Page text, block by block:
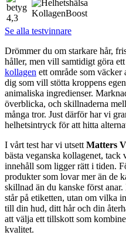
4,3
Se alla testvinnare
Drömmer du om starkare hår,
håller, men vill samtidigt göra
kollagen ett område som väcker
dig som vill stötta kroppens
animaliska ingredienser.
överblicka, och skillnaderna
många tror. Just därför har vi
helhetsintryck för att hitta
I vårt test har vi utsett Matters
bästa veganska kollagenet,
innehåll som ligger rätt i tiden.
produkter som lovar mer än de
skillnad än du kanske först
står på etiketten, utan om vilka
till din hud, ditt hår och din
att välja ett tillskott som
kvalitet.